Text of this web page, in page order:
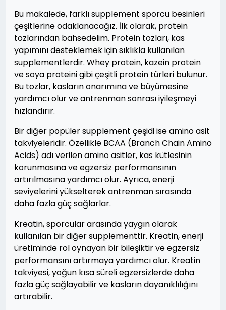
Bu makalede, farklı supplement sporcu besinleri
çeşitlerine odaklanacağız. İlk olarak, protein
tozlarından bahsedelim. Protein tozları, kas
yapımını desteklemek için sıklıkla kullanılan
supplementlerdir. Whey protein, kazein protein
ve soya proteini gibi çeşitli protein türleri bulunur.
Bu tozlar, kasların onarımına ve büyümesine
yardımcı olur ve antrenman sonrası iyileşmeyi
hızlandırır.
Bir diğer popüler supplement çeşidi ise amino asit
takviyeleridir. Özellikle BCAA (Branch Chain Amino
Acids) adı verilen amino asitler, kas kütlesinin
korunmasına ve egzersiz performansının
artırılmasına yardımcı olur. Ayrıca, enerji
seviyelerini yükselterek antrenman sırasında
daha fazla güç sağlarlar.
Kreatin, sporcular arasında yaygın olarak
kullanılan bir diğer supplementtir. Kreatin, enerji
üretiminde rol oynayan bir bileşiktir ve egzersiz
performansını artırmaya yardımcı olur. Kreatin
takviyesi, yoğun kısa süreli egzersizlerde daha
fazla güç sağlayabilir ve kasların dayanıklılığını
artırabilir.